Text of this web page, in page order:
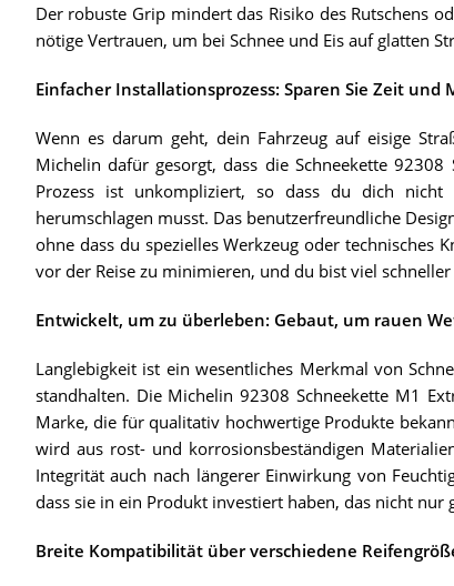
Der robuste Grip mindert das Risiko des Rutschens
nötige Vertrauen, um bei Schnee und Eis auf glatten
Einfacher Installationsprozess: Sparen Sie Zeit und
Wenn es darum geht, dein Fahrzeug auf eisige
Michelin dafür gesorgt, dass die Schneekette
Prozess ist unkompliziert, so dass du dich nicht
herumschlagen musst. Das benutzerfreundliche
ohne dass du spezielles Werkzeug oder technisches
vor der Reise zu minimieren, und du bist viel
Entwickelt, um zu überleben: Gebaut, um rauen
Langlebigkeit ist ein wesentliches Merkmal von
standhalten. Die Michelin 92308 Schneekette M1
Marke, die für qualitativ hochwertige Produkte
wird aus rost- und korrosionsbeständigen
Integrität auch nach längerer Einwirkung von
dass sie in ein Produkt investiert haben, das nicht
Breite Kompatibilität über verschiedene